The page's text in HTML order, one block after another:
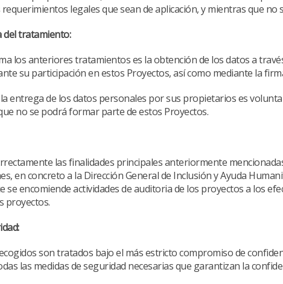
legales que sean de aplicación, y mientras que
del tratamiento:
los anteriores tratamientos es la obtención de los datos a
su participación en estos Proyectos, así como mediante la
entrega de los datos personales por sus propietarios es
no se podrá formar parte de estos Proyectos.
las finalidades principales anteriormente
en concreto a la Dirección General de Inclusión y Ayuda
se encomiende actividades de auditoria de los proyectos a los
proyectos.
son tratados bajo el más estricto compromiso de
las medidas de seguridad necesarias que garantizan la